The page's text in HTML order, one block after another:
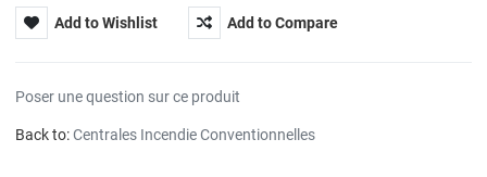
Add to Wishlist Add to Compare
Poser une question sur ce produit
Back to:Centrales Incendie Conventionnelles